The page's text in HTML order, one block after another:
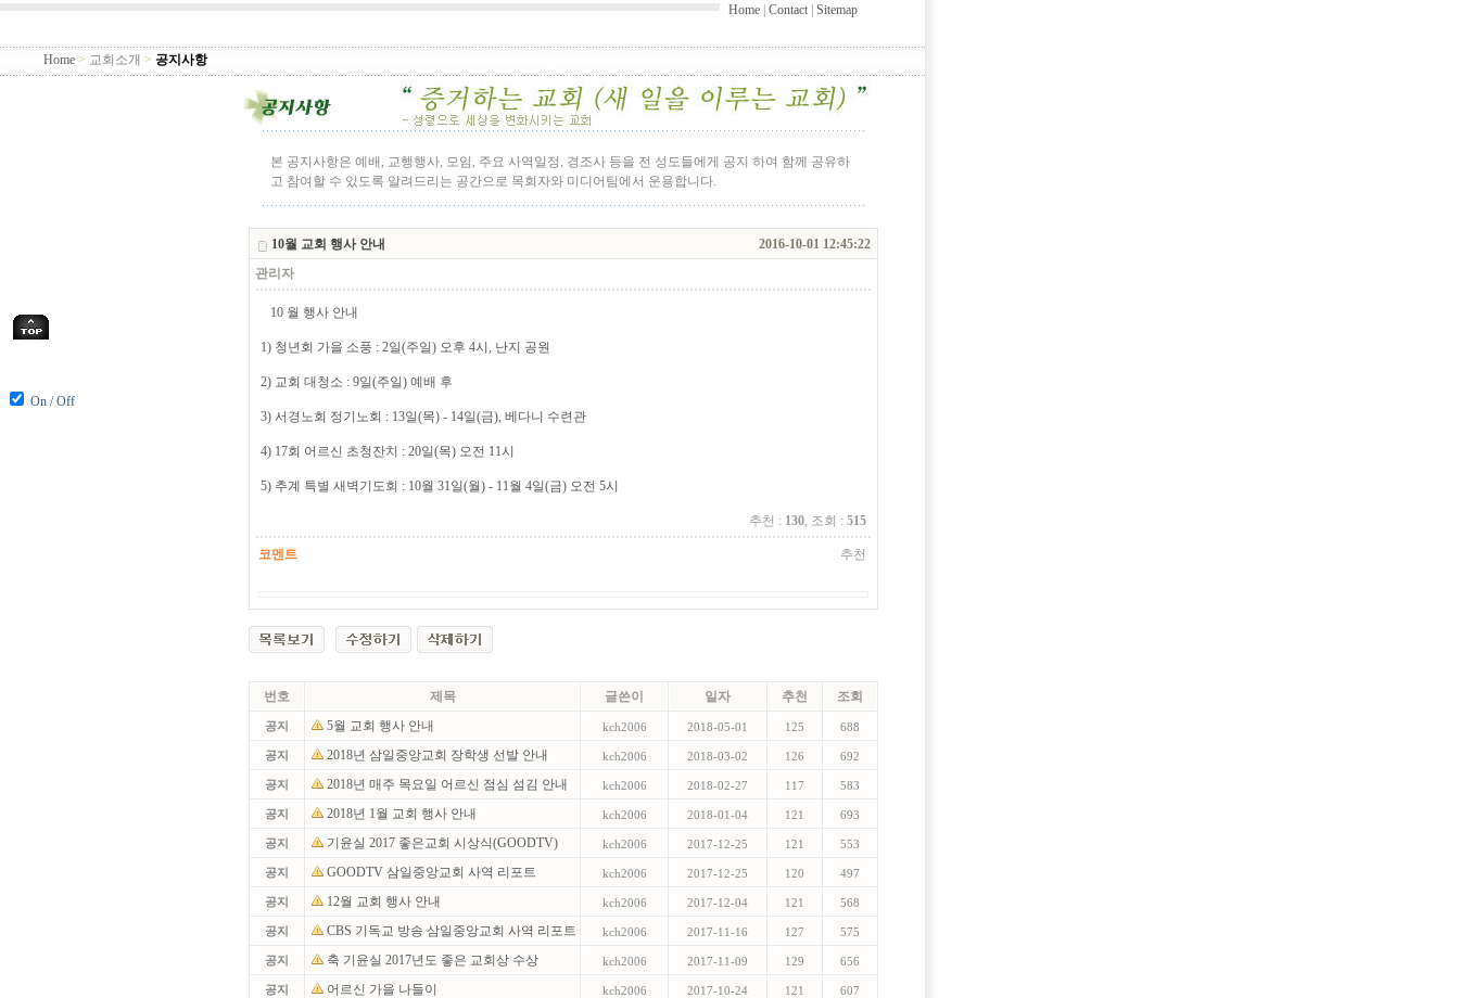
On / Off
Home Contact Sitemap
Home > 교회소개 > 공지사항
본 공지사항은 예배, 교행행사, 모임, 주요 사역일정, 경조사 등을 전 성도들에게 공지 하여 함께 공유하
고 참여할 수 있도록 알려드리는 공간으로 목회자와 미디어팀에서 운용합니다.
10월 교회 행사 안내
2016-10-01 12:45:22
관리자
10 월 행사 안내
1) 청년회 가을 소풍 : 2일(주일) 오후 4시, 난지 공원
2) 교회 대청소 : 9일(주일) 예배 후
3) 서경노회 정기노회 : 13일(목) - 14일(금), 베다니 수련관
4) 17회 어르신 초청잔치 : 20일(목) 오전 11시
5) 추계 특별 새벽기도회 : 10월 31일(월) - 11월 4일(금) 오전 5시
추천 : 130, 조회 : 515
코멘트 추천
번호 제목 글쓴이 일자 추천 조회
공지 5월 교회 행사 안내 kch2006 2018-05-01 125 688
공지 2018년 삼일중앙교회 장학생 선발 안내 kch2006 2018-03-02 126 692
공지 2018년 매주 목요일 어르신 점심 섬김 안내 kch2006 2018-02-27 117 583
공지 2018년 1월 교회 행사 안내 kch2006 2018-01-04 121 693
공지 기윤실 2017 좋은교회 시상식(GOODTV) kch2006 2017-12-25 121 553
공지 GOODTV 삼일중앙교회 사역 리포트 kch2006 2017-12-25 120 497
공지 12월 교회 행사 안내 kch2006 2017-12-04 121 568
공지 CBS 기독교 방송 삼일중앙교회 사역 리포트 kch2006 2017-11-16 127 575
공지 축 기윤실 2017년도 좋은 교회상 수상 kch2006 2017-11-09 129 656
공지 어르신 가을 나들이 kch2006 2017-10-24 121 607